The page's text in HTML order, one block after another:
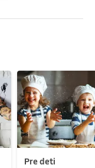
Pre deti